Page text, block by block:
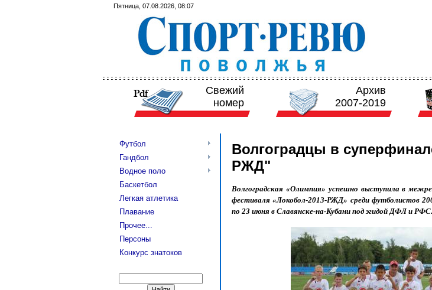
Пятница, 07.08.2026, 08:07
Свежий
номер
Архив
2007-2019
Футбол
Гандбол
Водное поло
Баскетбол
Легкая атлетика
Плавание
Прочее...
Персоны
Конкурс знатоков
Волгоградцы в
РЖД"
Волгоградская «Олимпия» успешно выступила в
фестиваля «Локобол-2013-РЖД» среди футболистов
по 23 июня в Славянске-на-Кубани под эгидой ДФЛ и РФС.